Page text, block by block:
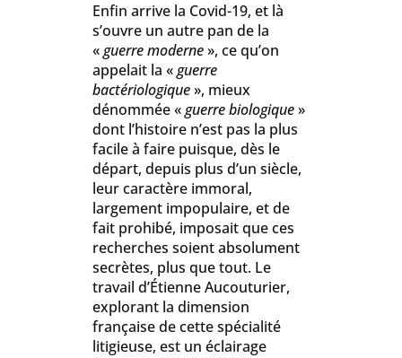
Enfin arrive la Covid-19, et là
s’ouvre un autre pan de la
«guerre moderne», ce qu’on
appelait la «guerre
bactériologique», mieux
dénommée «guerre biologique»
dont l’histoire n’est pas la plus
facile à faire puisque, dès le
départ, depuis plus d’un siècle,
leur caractère immoral,
largement impopulaire, et de
fait prohibé, imposait que ces
recherches soient absolument
secrètes, plus que tout. Le
travail d’Étienne Aucouturier,
explorant la dimension
française de cette spécialité
litigieuse, est un éclairage